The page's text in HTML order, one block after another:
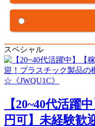
スペシャル
【20~40代活躍
円可】未経験歓